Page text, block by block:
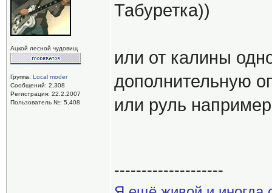
Ацкой лесной чудовищ
Группа: Local moder
Сообщений: 2,308
Регистрация: 22.2.2007
Пользователь №: 5,408
Табуретка))
или от калины
дополнительную
или руль например
--------------------